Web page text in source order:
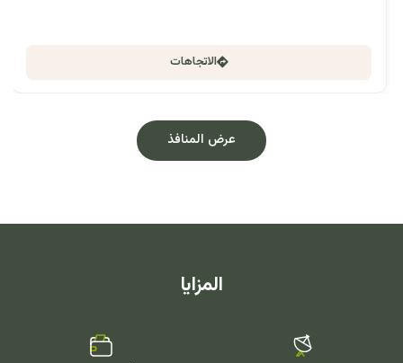
الاتجاهات
عرض المنافذ
المزايا